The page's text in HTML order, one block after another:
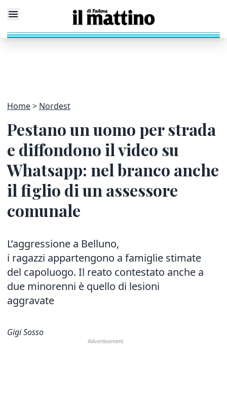
Home Nordest
Pestano un uomo per strada
e diffondono il video su
Whatsapp: nel branco anche
il figlio di un assessore
comunale
L’aggressione a Belluno,
i ragazzi appartengono a famiglie stimate
del capoluogo. Il reato contestato anche a
due minorenni è quello di lesioni
aggravate
Gigi Sosso